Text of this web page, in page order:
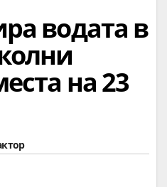
водата в
на 23